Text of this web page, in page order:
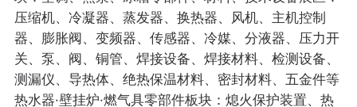
压缩机、冷凝器、蒸发器、换热器、风机、主机控制
器、膨胀阀、变频器、传感器、冷媒、分液器、压力开
关、泵、阀、铜管、焊接设备、焊接材料、检测设备、
测漏仪、导热体、绝热保温材料、密封材料、五金件等
热水器·壁挂炉·燃气具零部件板块：熄火保护装置、热